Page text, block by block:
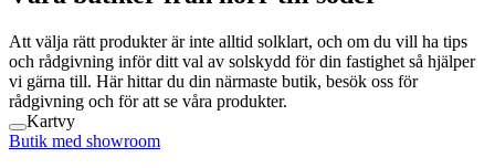
Att välja rätt produkter är inte alltid solklart, och om du vill ha tips
och rådgivning inför ditt val av solskydd för din fastighet så hjälper
vi gärna till. Här hittar du din närmaste butik, besök oss för
rådgivning och för att se våra produkter.
Kartvy
Butik med showroom